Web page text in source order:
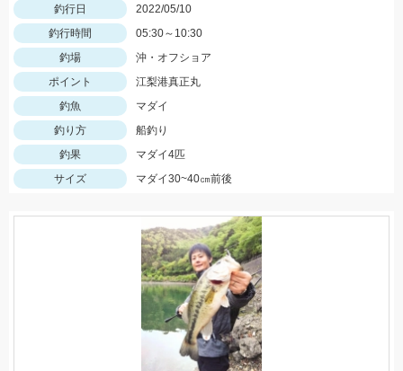
釣行日
2022/05/10
釣行時間
05:30～10:30
釣場
沖・オフショア
ポイント
江梨港真正丸
釣魚
マダイ
釣り方
船釣り
釣果
マダイ4匹
サイズ
マダイ30~40㎝前後